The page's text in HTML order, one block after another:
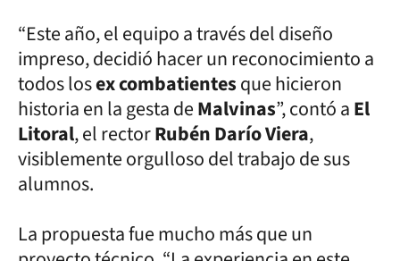
“Este año, el equipo a través del diseño
impreso, decidió hacer un reconocimiento a
todos losex combatientesque hicieron
historia en la gesta deMalvinas”, contó aEl
Litoral, el rectorRubén Darío Viera,
visiblemente orgulloso del trabajo de sus
alumnos.
La propuesta fue mucho más que un